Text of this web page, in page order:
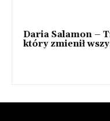
Daria Salamon –
który zmienił